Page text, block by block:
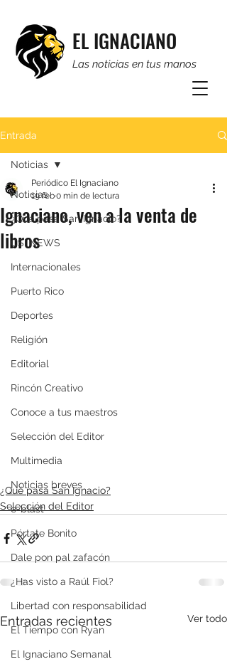
EL IGNACIANO
Las noticias en tus manos
Entrada
Noticias
¿Qué pasa San Ignacio?
CSI NEWS
Internacionales
Puerto Rico
Deportes
Religión
Editorial
Rincón Creativo
Conoce a tus maestros
Selección del Editor
Multimedia
Noticias breves
e-blast
Pórtate Bonito
Dale pon pal zafacón
¿Has visto a Raúl Fiol?
Libertad con responsabilidad
El Tiempo con Ryan
El Ignaciano Semanal
Noticias
Ignaciano, ven a la venta de
libros
Periódico El Ignaciano
19 feb0 min de lectura
¿Qué pasa San Ignacio?
Selección del Editor
Entradas recientes Ver todo